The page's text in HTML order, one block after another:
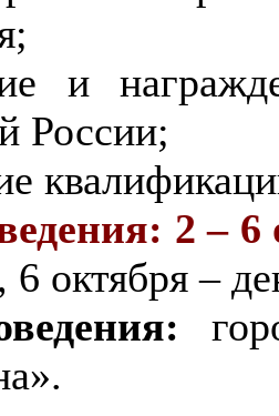
и
России;
2 – 6
6 октября –